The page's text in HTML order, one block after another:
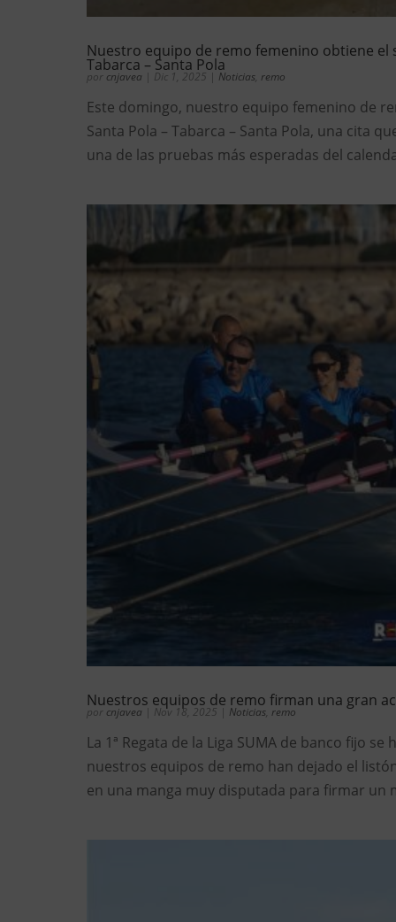
Nuestro equipo de remo femenino obtiene el
Tabarca – Santa Pola
por cnjavea | Dic 1, 2025 | Noticias remo
Este domingo, nuestro equipo femenino de
Santa Pola – Tabarca – Santa Pola, una cita
una de las pruebas más esperadas del
Nuestros equipos de remo firman una gran
por cnjavea | Nov 18, 2025 | Noticias remo
La 1ª Regata de la Liga SUMA de banco fijo
nuestros equipos de remo han dejado el
en una manga muy disputada para firmar un